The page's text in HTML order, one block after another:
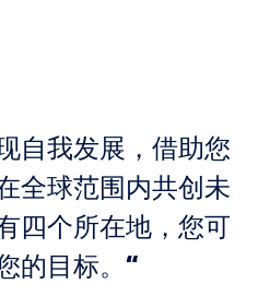
自我发展，借助您
全球范围内共创未
四个所在地，您可
的目标。